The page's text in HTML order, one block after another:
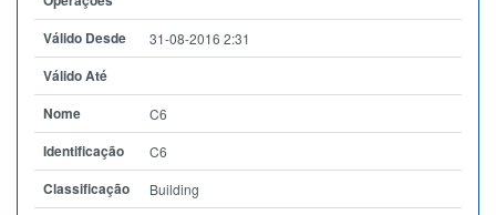
Válido Desde
31-08-2016 2:31
Válido Até
Nome
C6
Identificação C6
Classificação Building